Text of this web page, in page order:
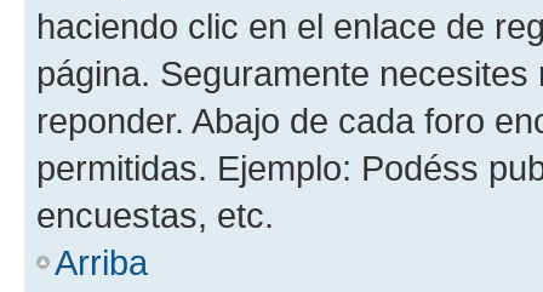
haciendo clic en el enlace de
página. Seguramente
reponder. Abajo de cada foro
permitidas. Ejemplo: Podéss
encuestas, etc.
Arriba